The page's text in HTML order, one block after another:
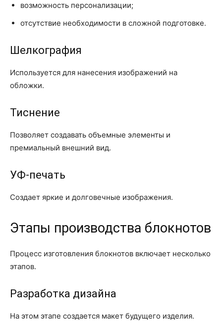
возможность персонализации;
отсутствие необходимости в сложной подготовке.
Шелкография
Используется для нанесения изображений на
обложки.
Тиснение
Позволяет создавать объемные элементы и
премиальный внешний вид.
УФ-печать
Создает яркие и долговечные изображения.
Этапы производства блокнотов
Процесс изготовления блокнотов включает несколько
этапов.
Разработка дизайна
На этом этапе создается макет будущего изделия.